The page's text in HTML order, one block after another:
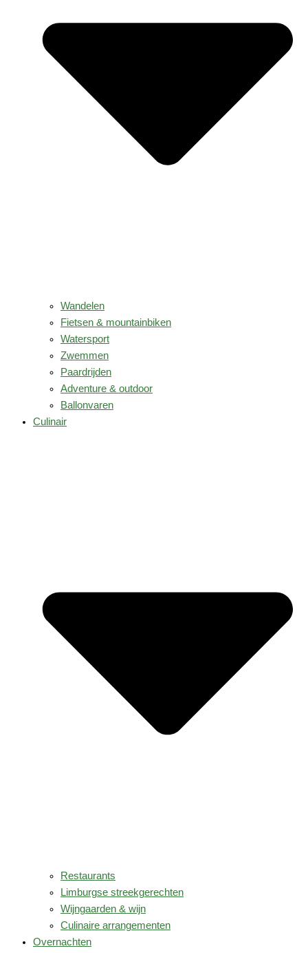
Wandelen
Fietsen & mountainbiken
Watersport
Zwemmen
Paardrijden
Adventure & outdoor
Ballonvaren
Culinair
Restaurants
Limburgse streekgerechten
Wijngaarden & wijn
Culinaire arrangementen
Overnachten